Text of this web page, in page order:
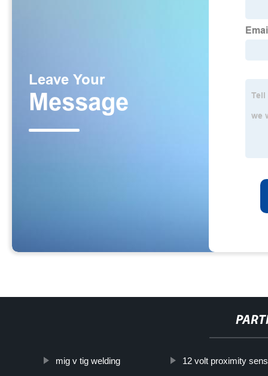
mig v tig welding 12 volt proximity